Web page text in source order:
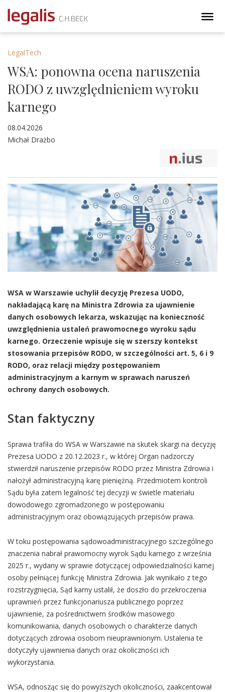
LegalTech
WSA: ponowna ocena naruszenia
RODO z uwzględnieniem wyroku
karnego
08.04.2026
Michał Drażbo
WSA w Warszawie uchylił decyzję Prezesa UODO,
nakładającą karę na Ministra Zdrowia za ujawnienie
danych osobowych lekarza, wskazując na konieczność
uwzględnienia ustaleń prawomocnego wyroku sądu
karnego. Orzeczenie wpisuje się w szerszy kontekst
stosowania przepisów RODO, w szczególności art. 5, 6 i 9
RODO, oraz relacji między postępowaniem
administracyjnym a karnym w sprawach naruszeń
ochrony danych osobowych.
Stan faktyczny
Sprawa trafiła do WSA w Warszawie na skutek skargi na decyzję
Prezesa UODO z 20.12.2023 r., w której Organ nadzorczy
stwierdził naruszenie przepisów RODO przez Ministra Zdrowia i
nałożył administracyjną karę pieniężną. Przedmiotem kontroli
Sądu była zatem legalność tej decyzji w świetle materiału
dowodowego zgromadzonego w postępowaniu
administracyjnym oraz obowiązujących przepisów prawa.
W toku postępowania sądowoadministracyjnego szczególnego
znaczenia nabrał prawomocny wyrok Sądu karnego z września
2025 r., wydany w sprawie dotyczącej odpowiedzialności karnej
osoby pełniącej funkcję Ministra Zdrowia. Jak wynikało z tego
rozstrzygnięcia, Sąd karny ustalił, że doszło do przekroczenia
uprawnień przez funkcjonariusza publicznego poprzez
ujawnienie, za pośrednictwem środków masowego
komunikowania, danych osobowych o charakterze danych
dotyczących zdrowia osobom nieuprawnionym. Ustalenia te
dotyczyły ujawnienia danych oraz okoliczności ich
wykorzystania.
WSA, odnosząc się do powyższych okoliczności, zaakcentował